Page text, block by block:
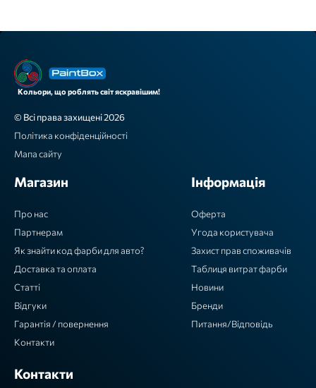
Кольори, що роблять світ яскравішим!
© Всі права захищені 2026
Політика конфіденційності
Мапа сайту
Магазин
Про нас
Партнерам
Як знайти код фарби для авто?
Доставка та оплата
Статті
Відгуки
Гарантія / повернення
Контакти
Інформація
Оферта
Угода користувача
Захист прав споживачів
Таблиця витрат фарби
Новини
Бренди
Питання/Відповідь
Контакти